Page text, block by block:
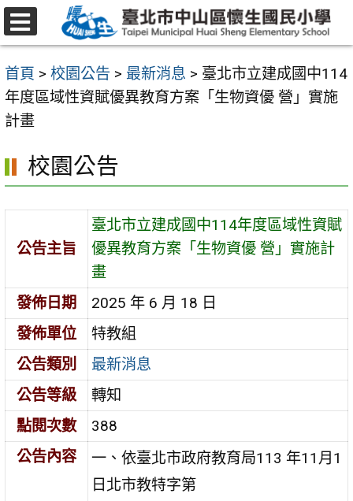
跳
至
要
內
容
首頁 > 校園公告 > 最新消息 > 臺北市立建成國中114
年度區域性資賦優異教育方案「生物資優 營」實施
計畫
校園公告
公告主旨
臺北市立建成國中114年度區域性資賦
優異教育方案「生物資優 營」實施計
畫
發佈日期
2025 年 6 月 18 日
發佈單位
特教組
公告類別
最新消息
公告等級
轉知
點閱次數
388
公告內容
一、依臺北市政府教育局113 年11月1
日北市教特字第
選
單